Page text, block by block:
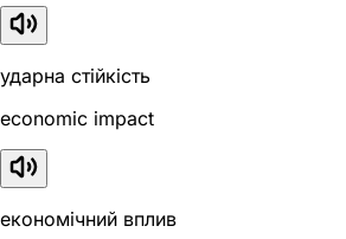
ударна стійкість
economic impact
економічний вплив